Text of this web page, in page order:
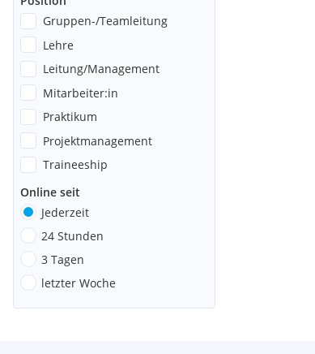
Gruppen-/Teamleitung
Lehre
Leitung/Management
Mitarbeiter:in
Praktikum
Projektmanagement
Traineeship
Online seit
Jederzeit
24 Stunden
3 Tagen
letzter Woche